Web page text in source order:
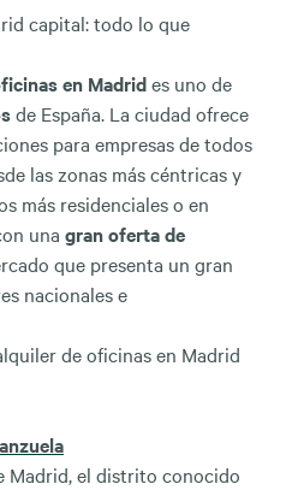
capital: todo lo que
en Madrides uno de
de España. La ciudad ofrece
para empresas de todos
las zonas más céntricas y
más residenciales o en
una gran oferta de
que presenta un gran
nacionales e
de oficinas en Madrid
Madrid, el distrito conocido